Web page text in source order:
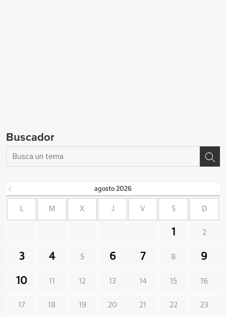
Buscador
agosto 2026
L M X J V S D
1 2
3 4 5 6 7 8 9
10 11 12 13 14 15 16
17 18 19 20 21 22 23